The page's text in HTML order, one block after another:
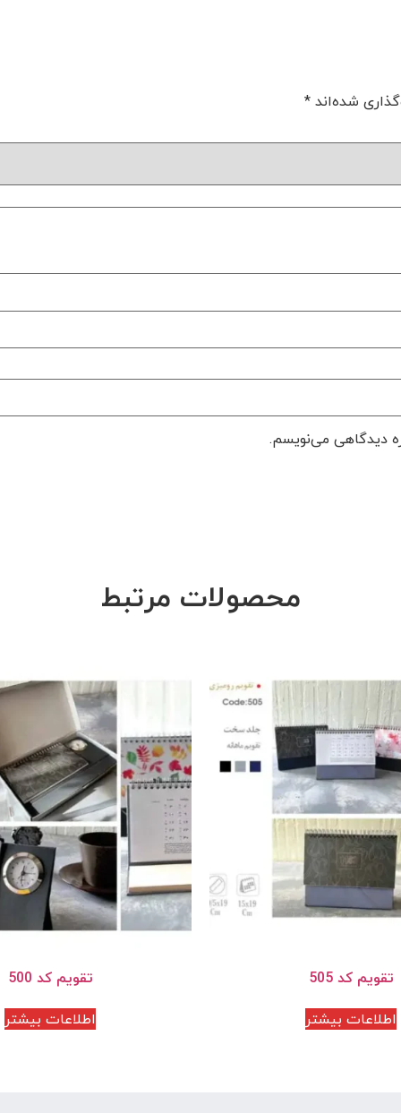
شده‌اند*
دیدگاهی می‌نویسم.
محصولات مرتبط
تقویم کد 505
اطلاعات بیشتر
تقویم کد 500
اطلاعات بیشتر